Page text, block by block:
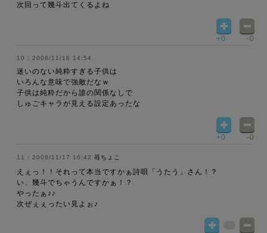
次回って幾斗出てくるよね
+0 -0
2008/11/16 14:54
迷いのない純粋すぎる子供は
いろんな意味で強敵だなｗ
子供は純粋だから誰の関係なしで
しゅごキャラが見える設定あったな
+0 -0
2008/11/17 16:42 苺ちょこ
えぇっ！！それって本当ですかぁ詩唄「うたう」さん！？
い、幾斗でちゃうんですかぁ！？
やったぁ♪♪
次ぜぇぇったい見よぉ♪